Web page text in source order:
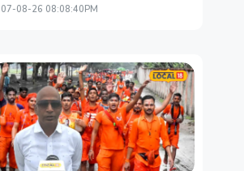
07-08-26 08:08:40PM